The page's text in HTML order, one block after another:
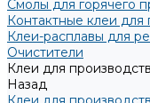
Смолы для горячего
Контактные клеи для
Клеи-расплавы для
Очистители
Клеи для
Назад